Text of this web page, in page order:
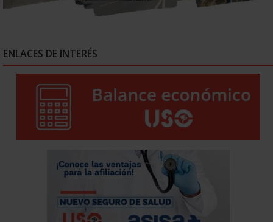
ENLACES DE INTERÉS